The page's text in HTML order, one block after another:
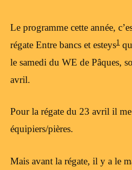
Le programme cette année,
régate Entre bancs et esteys1
le samedi du WE de Pâques,
avril.
Pour la régate du 23 avril il
équipiers/pières.
Mais avant la régate, il y a le